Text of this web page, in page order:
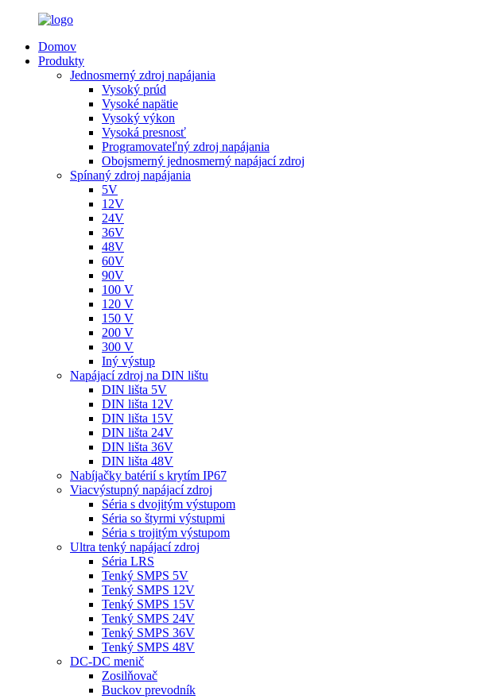
Domov
Produkty
Jednosmerný zdroj napájania
Vysoký prúd
Vysoké napätie
Vysoký výkon
Vysoká presnosť
Programovateľný zdroj napájania
Obojsmerný jednosmerný napájací zdroj
Spínaný zdroj napájania
5V
12V
24V
36V
48V
60V
90V
100 V
120 V
150 V
200 V
300 V
Iný výstup
Napájací zdroj na DIN lištu
DIN lišta 5V
DIN lišta 12V
DIN lišta 15V
DIN lišta 24V
DIN lišta 36V
DIN lišta 48V
Nabíjačky batérií s krytím IP67
Viacvýstupný napájací zdroj
Séria s dvojitým výstupom
Séria so štyrmi výstupmi
Séria s trojitým výstupom
Ultra tenký napájací zdroj
Séria LRS
Tenký SMPS 5V
Tenký SMPS 12V
Tenký SMPS 15V
Tenký SMPS 24V
Tenký SMPS 36V
Tenký SMPS 48V
DC-DC menič
Zosilňovač
Buckov prevodník